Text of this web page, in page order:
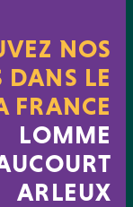
NOS
LE
FRANCE
LOMME
ARLEUX